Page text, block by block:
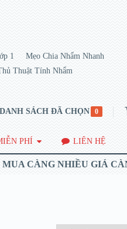
1
Mẹo Chia Nhẩm Nhanh
Thuật Tính Nhẩm
DANH SÁCH ĐÃ CHỌN 0
PHÍ LIÊN HỆ
MUA CÀNG NHIỀU GIÁ